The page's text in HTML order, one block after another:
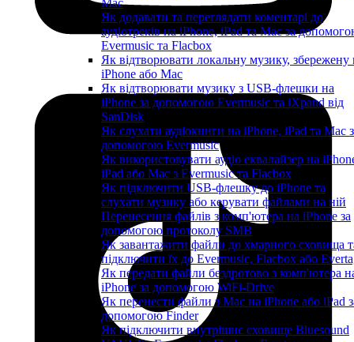
Mac
Як додавати та переглядати коментарі до
аудіотреків на iPhone, iPad та Mac за
Evermusic та Flacbox
Як відтворювати локальну музику, збережену
iPhone або Mac
Як відтворювати музику з USB-флешки на
iPhone за допомогою Evermusic та iXpand від
SanDisk
Як слухати аудіокниги на iPhone, iPad та Mac
допомогою Evermusic
Як використовувати аудіо еквалайзер на
iPad або Mac з Evermusic та Flacbox
Як підключити USB-флешку до iPhone та
слухати музику або керувати файлами на ній
Перенесення файлів з комп'ютера на iPhone за
допомогою протоколу SMB
Як завантажити файли до хмарного сховища
підключити їх до Evermusic, Flacbox або
Як передати файли бездротово з комп'ютера
iPhone за допомогою WiFi-Drive
Як перенести файли з Mac на iPhone або iPad
допомогою Finder
Як підключити внутрішнє сховище Bluesound